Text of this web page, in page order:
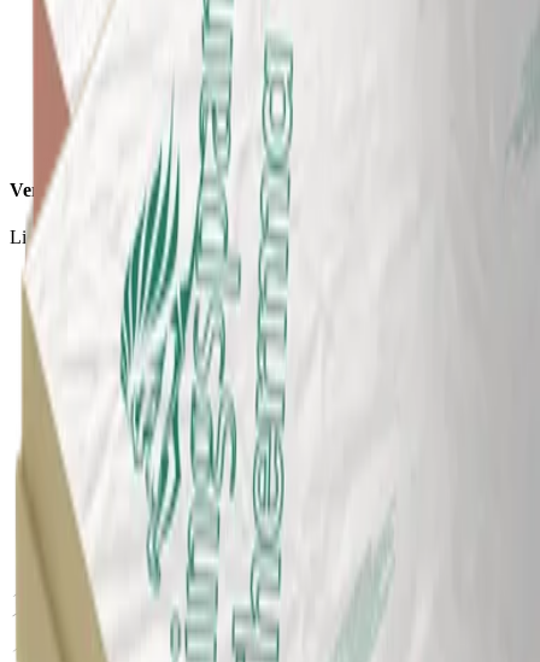
Verwerking
Licht van gewicht, eenvoudig en snel te verwerken.